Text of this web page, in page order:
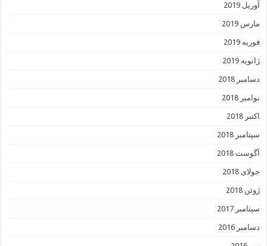
آوریل 2019
مارس 2019
فوریه 2019
ژانویه 2019
دسامبر 2018
نوامبر 2018
اکتبر 2018
سپتامبر 2018
آگوست 2018
جولای 2018
ژوئن 2018
سپتامبر 2017
دسامبر 2016